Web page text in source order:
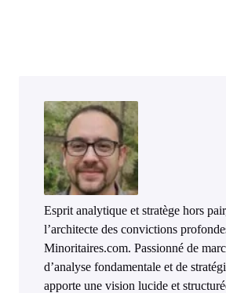
Esprit analytique et stratège hors
l’architecte des convictions
Minoritaires.com. Passionné de
d’analyse fondamentale et de
apporte une vision lucide et